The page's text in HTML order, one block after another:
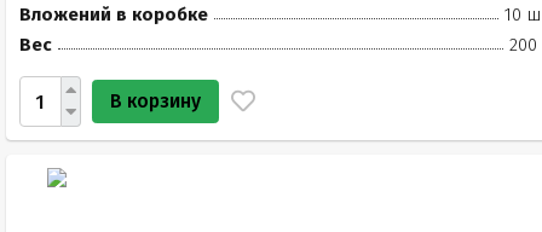
Вложений в коробке
10
Вес
200
В корзину